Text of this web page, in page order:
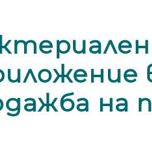
на